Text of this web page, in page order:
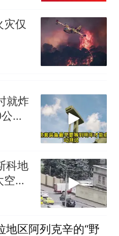
灾仅
就炸
科地
计
的
地区阿列克辛的“野